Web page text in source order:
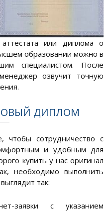
или диплома о
образовании можно в
специалистом. После
озвучит точную
ДИПЛОМ
сотрудничество с
и удобным для
купить у нас оригинал
необходимо выполнить
так:
заявки с указанием